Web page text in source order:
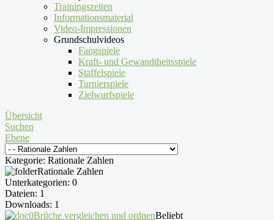
Trainingszeiten
Informationsmaterial
Video-Impressionen
Grundschulvideos
Fangspiele
Kraft- und Gewandtheitsspiele
Staffelspiele
Turnierspiele
Zielwurfspiele
Übersicht
Suchen
Ebene
Kategorie: Rationale Zahlen
Rationale Zahlen
Unterkategorien: 0
Dateien: 1
Downloads: 1
Brüche vergleichen und ordnenBeliebt